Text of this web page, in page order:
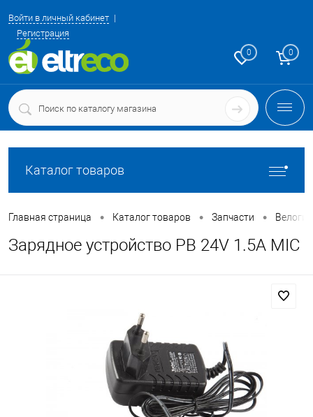
Войти в личный кабинет
Регистрация
0 0
Каталог товаров
Главная страница • Каталог товаров • Запчасти •
Зарядное устройство PB 24V 1.5А MIC